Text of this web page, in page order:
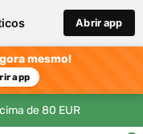
Abrir app
mesmo!
app
de 80 EUR